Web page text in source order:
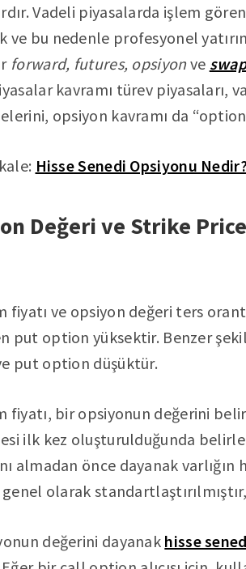
Vadeli piyasalarda işlem
ve bu nedenle profesyonel
forward, futures, opsiyonve swap
kavramı türev piyasaları,
opsiyon kavramı da
Hisse Senedi Opsiyonu
Değeri ve Strike Price
fiyatı ve opsiyon değeri ters
put option yüksektir. Benzer
put option düşüktür.
fiyatı, bir opsiyonun değerini
ilk kez oluşturulduğunda
almadan önce dayanak
olarak
değerini dayanak hisse